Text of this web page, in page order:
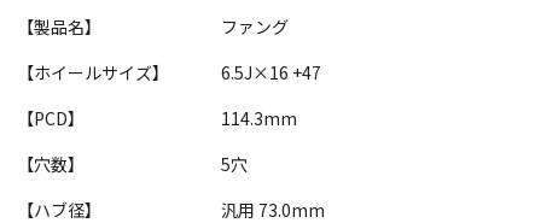
【製品名】
ファング
【ホイールサイズ】
6.5J×16 +47
【PCD】
114.3mm
【穴数】
5穴
【ハブ径】
汎用 73.0mm